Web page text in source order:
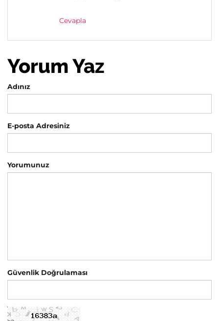
Cevapla
Yorum Yaz
Adınız
E-posta Adresiniz
Yorumunuz
Güvenlik Doğrulaması